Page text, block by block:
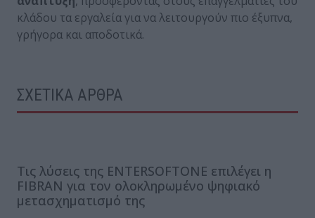
κλάδου τα εργαλεία για να λειτουργούν πιο έξυπνα,
γρήγορα και αποδοτικά.
ΣΧΕΤΙΚΑ ΑΡΘΡΑ
Τις λύσεις της ENTERSOFTONE επιλέγει η
FIBRAN για τον ολοκληρωμένο ψηφιακό
μετασχηματισμό της